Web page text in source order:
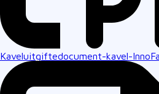
Kaveluitgiftedocument-kavel-